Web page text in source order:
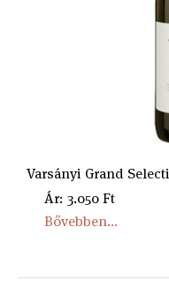
Varsányi Grand
Ár: 3.050 Ft
Bővebben...